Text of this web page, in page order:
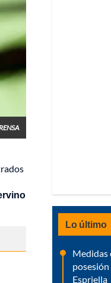
Lo último
Medidas
Espriella